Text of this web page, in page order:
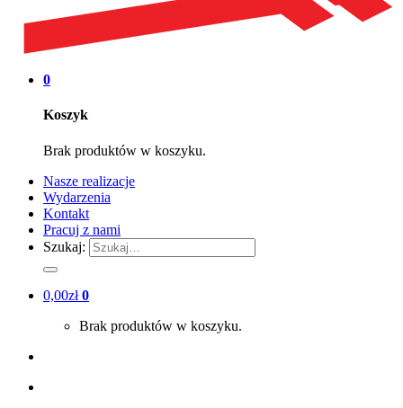
0
Koszyk
Brak produktów w koszyku.
Nasze realizacje
Wydarzenia
Kontakt
Pracuj z nami
Szukaj:
0,00zł 0
Brak produktów w koszyku.